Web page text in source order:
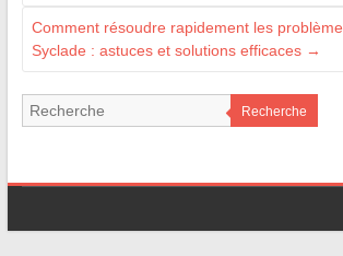
Comment résoudre rapidement les
Syclade : astuces et solutions efficaces →
Recherche